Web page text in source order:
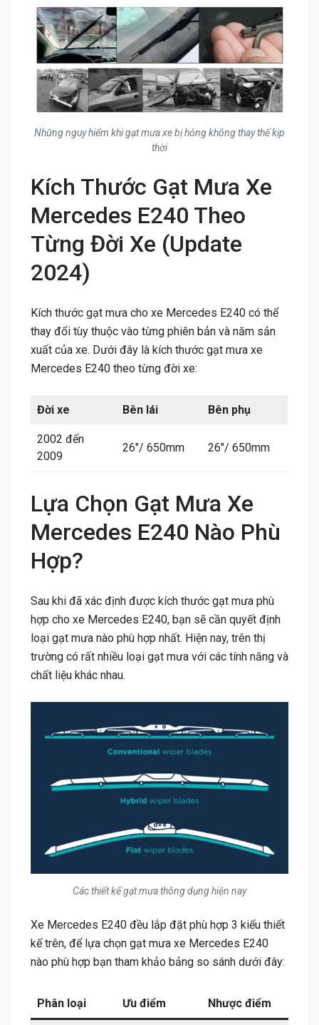
Những nguy hiểm khi gạt mưa xe bị hỏng không thay thế kịp
thời
Kích Thước Gạt Mưa Xe
Mercedes E240 Theo
Từng Đời Xe (Update
2024)
Kích thước gạt mưa cho xe Mercedes E240 có thể
thay đổi tùy thuộc vào từng phiên bản và năm sản
xuất của xe. Dưới đây là kích thước gạt mưa xe
Mercedes E240 theo từng đời xe:
Đời xe Bên lái Bên phụ
2002 đến
2009
26″/ 650mm 26″/ 650mm
Lựa Chọn Gạt Mưa Xe
Mercedes E240 Nào Phù
Hợp?
Sau khi đã xác định được kích thước gạt mưa phù
hợp cho xe Mercedes E240, bạn sẽ cần quyết định
loại gạt mưa nào phù hợp nhất. Hiện nay, trên thị
trường có rất nhiều loại gạt mưa với các tính năng và
chất liệu khác nhau.
Các thiết kế gạt mưa thông dụng hiện nay
Xe Mercedes E240 đều lắp đặt phù hợp 3 kiểu thiết
kế trên, để lựa chọn gạt mưa xe Mercedes E240
nào phù hợp bạn tham khảo bảng so sánh dưới đây:
Phân loại Ưu điểm Nhược điểm